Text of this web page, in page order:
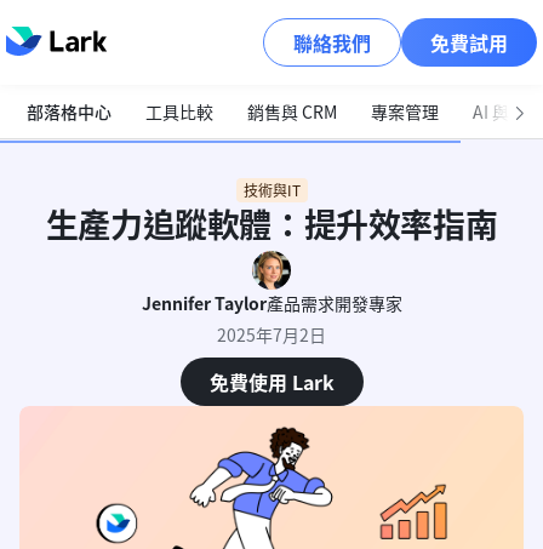
聯絡我們 免費試用
部落格中心 工具比較 銷售與 CRM 專案管理 AI 與自
技術與IT
生產力追蹤軟體：提升效率指南
Jennifer Taylor產品需求開發專家
2025年7月2日
免費使用 Lark